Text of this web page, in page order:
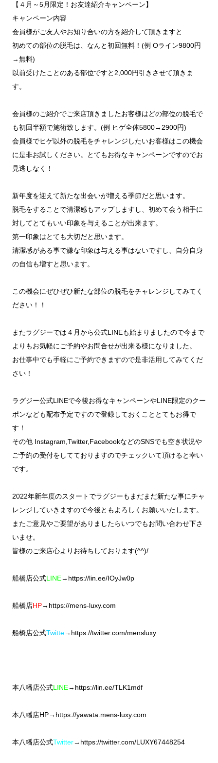
【４月～5月限定！お友達紹介キャンペーン】
キャンペーン内容
会員様がご友人やお知り合いの方を紹介して頂きますと
初めての部位の脱毛は、なんと初回無料！(例 Oライン9800円
→無料)
以前受けたことのある部位ですと2,000円引きさせて頂きま
す。
会員様のご紹介でご来店頂きましたお客様はどの部位の脱毛で
も初回半額で施術致します。(例 ヒゲ全体5800→2900円)
会員様でヒゲ以外の脱毛をチャレンジしたいお客様はこの機会
に是非お試しください。とてもお得なキャンペーンですのでお
見逃しなく！
新年度を迎えて新たな出会いが増える季節だと思います。
脱毛をすることで清潔感もアップしますし、初めて会う相手に
対してとてもいい印象を与えることが出来ます。
第一印象はとても大切だと思います。
清潔感がある事で嫌な印象は与える事はないですし、自分自身
の自信も増すと思います。
この機会にぜひぜひ新たな部位の脱毛をチャレンジしてみてく
ださい！！
またラグジーでは４月から公式LINEも始まりましたので今まで
よりもお気軽にご予約やお問合せが出来る様になりました。
お仕事中でも手軽にご予約できますので是非活用してみてくだ
さい！
ラグジー公式LINEで今後お得なキャンペーンやLINE限定のクー
ポンなども配布予定ですので登録しておくこととてもお得で
す！
その他 Instagram,Twitter,FacebookなどのSNSでも空き状況や
ご予約の受付をしてておりますのでチェックいて頂けると幸い
です。
2022年新年度のスタートでラグジーもまだまだ新たな事にチャ
レンジしていきますので今後ともよろしくお願いいたします。
またご意見やご要望がありましたらいつでもお問い合わせ下さ
いませ。
皆様のご来店心よりお待ちしております(^^)/
船橋店公式LINE→ https://lin.ee/IOyJw0p
船橋店HP→ https://mens-luxy.com
船橋店公式Twitte→ https://twitter.com/mensluxy
本八幡店公式LINE→ https://lin.ee/TLK1mdf
本八幡店HP→ https://yawata.mens-luxy.com
本八幡店公式Twitter→ https://twitter.com/LUXY67448254